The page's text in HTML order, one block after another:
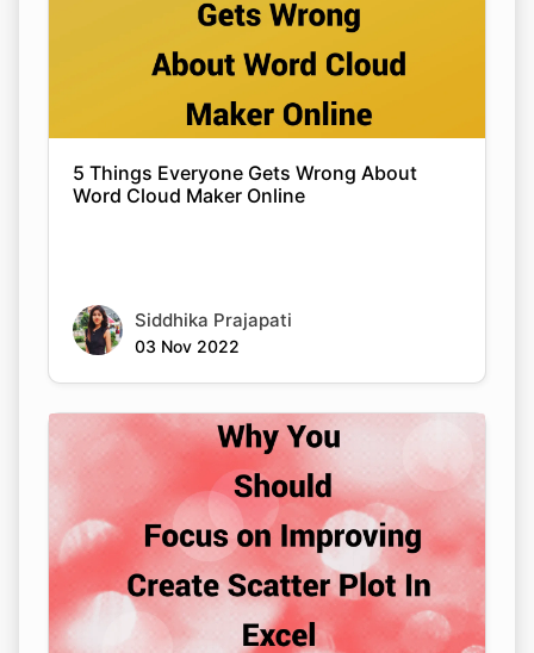
5 Things Everyone Gets Wrong About
Word Cloud Maker Online
Siddhika Prajapati
03 Nov 2022